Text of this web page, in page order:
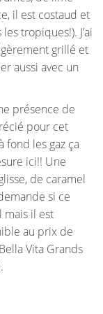
il est costaud et
tropiques!). J’ai
grillé et
aussi avec un
présence de
pour cet
fond les gaz ça
ici!! Une
de caramel
si ce
mais il est
au prix de
Vita Grands